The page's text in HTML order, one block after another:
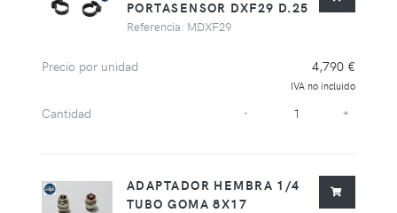
PORTASENSOR DXF29 D.25
Referencia: MDXF29
Precio por unidad 4,790 €
IVA no incluido
Cantidad - +
ADAPTADOR HEMBRA 1/4
TUBO GOMA 8X17